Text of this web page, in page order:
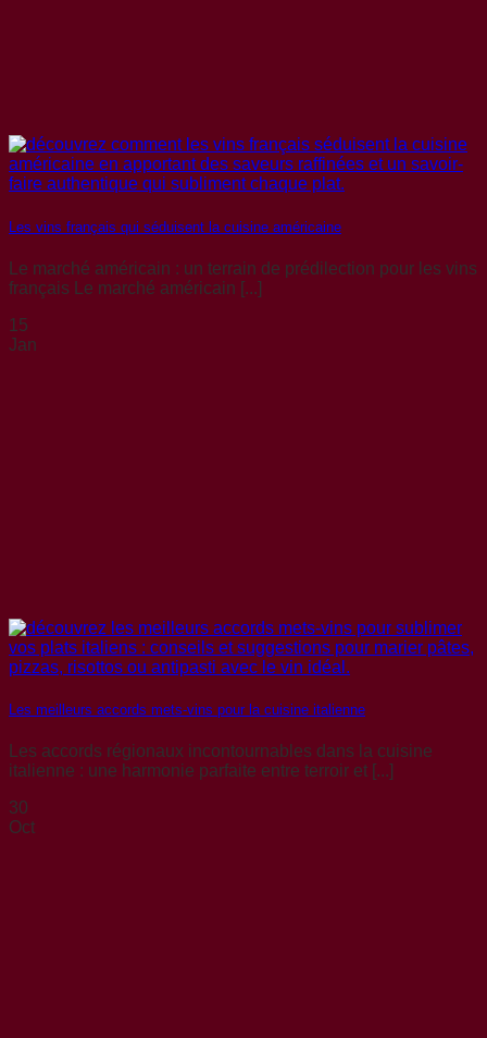
Les vins français qui séduisent la cuisine américaine
Le marché américain : un terrain de prédilection pour les vins
français Le marché américain [...]
15
Jan
Les meilleurs accords mets-vins pour la cuisine italienne
Les accords régionaux incontournables dans la cuisine
italienne : une harmonie parfaite entre terroir et [...]
30
Oct